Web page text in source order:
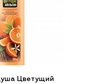
Цветущий